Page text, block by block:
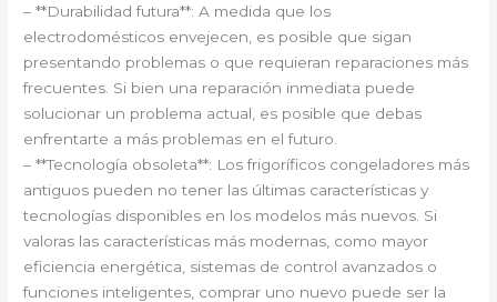
– **Durabilidad futura**: A medida que los
electrodomésticos envejecen, es posible que sigan
presentando problemas o que requieran reparaciones más
frecuentes. Si bien una reparación inmediata puede
solucionar un problema actual, es posible que debas
enfrentarte a más problemas en el futuro.
– **Tecnología obsoleta**: Los frigoríficos congeladores más
antiguos pueden no tener las últimas características y
tecnologías disponibles en los modelos más nuevos. Si
valoras las características más modernas, como mayor
eficiencia energética, sistemas de control avanzados o
funciones inteligentes, comprar uno nuevo puede ser la